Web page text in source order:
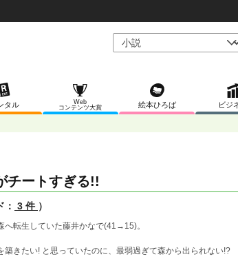
タル
Web
コンテンツ大賞
絵本ひろば ビジ
チートすぎる!!
： 3 件 ）
へ転生していた藤井かなで(41→15)。
築きたい! と思っていたのに、最弱過ぎて森から出られない!?